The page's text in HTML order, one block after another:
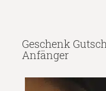
Geschenk
Anfänger